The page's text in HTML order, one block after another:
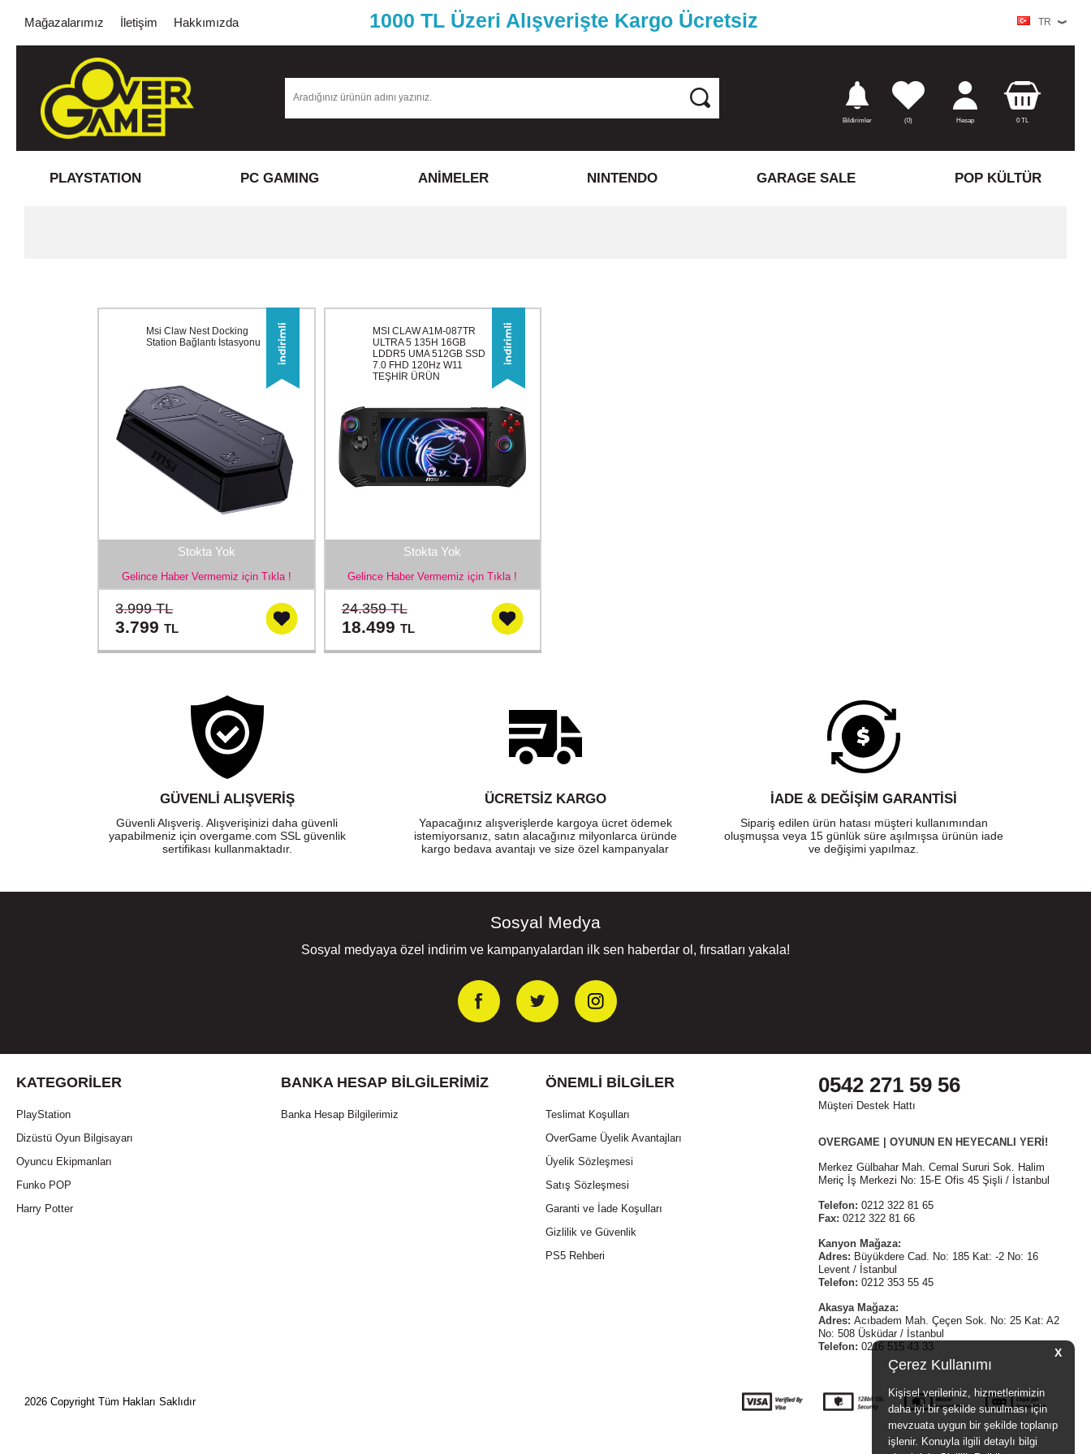
X
Çerez Kullanımı
Kişisel verileriniz, hizmetlerimizin
daha iyi bir şekilde sunulması için
mevzuata uygun bir şekilde toplanıp
işlenir. Konuyla ilgili detaylı bilgi
Mağazalarımız İletişim Hakkımızda 1000 TL Üzeri Alışverişte Kargo Ücretsiz TR
Bildirimler (0) Hesap 0TL
PLAYSTATION PC GAMING ANİMELER NINTENDO GARAGE SALE POP KÜLTÜR
Stokta Yok
Gelince Haber Vermemiz için Tıkla !
Msi Claw Nest Docking
Station Bağlantı İstasyonu
3.999 TL
3.799TL
Stokta Yok
Gelince Haber Vermemiz için Tıkla !
MSI CLAW A1M-087TR
ULTRA 5 135H 16GB
LDDR5 UMA 512GB SSD
7.0 FHD 120Hz W11
TEŞHİR ÜRÜN
24.359 TL
18.499 TL
GÜVENLI ALIŞVERIŞ
Güvenli Alışveriş. Alışverişinizi daha güvenli
yapabilmeniz için overgame.com SSL güvenlik
sertifikası kullanmaktadır.
ÜCRETSIZ KARGO
Yapacağınız alışverişlerde kargoya ücret ödemek
istemiyorsanız, satın alacağınız milyonlarca üründe
kargo bedava avantajı ve size özel kampanyalar
İADE & DEĞİŞİM GARANTİSİ
Sipariş edilen ürün hatası müşteri kullanımından
oluşmuşsa veya 15 günlük süre aşılmışsa ürünün iade
ve değişimi yapılmaz.
Sosyal Medya
Sosyal medyaya özel indirim ve kampanyalardan ilk sen haberdar ol, fırsatları yakala!
KATEGORILER
PlayStation
Dizüstü Oyun Bilgisayarı
Oyuncu Ekipmanları
Funko POP
Harry Potter
BANKA HESAP BILGILERIMIZ
Banka Hesap Bilgilerimiz
ÖNEMLI BILGILER
Teslimat Koşulları
OverGame Üyelik Avantajları
Üyelik Sözleşmesi
Satış Sözleşmesi
Garanti ve İade Koşulları
Gizlilik ve Güvenlik
PS5 Rehberi
0542 271 59 56
Müşteri Destek Hattı
OVERGAME | OYUNUN EN HEYECANLI YERİ!
Merkez Gülbahar Mah. Cemal Sururi Sok. Halim
Meriç İş Merkezi No: 15-E Ofis 45 Şişli / İstanbul
Telefon: 0212 322 81 65
Fax: 0212 322 81 66
Kanyon Mağaza:
Adres: Büyükdere Cad. No: 185 Kat: -2 No: 16
Levent / İstanbul
Telefon: 0212 353 55 45
Akasya Mağaza:
Adres: Acıbadem Mah. Çeçen Sok. No: 25 Kat: A2
No: 508 Üsküdar / İstanbul
Telefon: 0216 515 43 33
2026 Copyright Tüm Hakları Saklıdır